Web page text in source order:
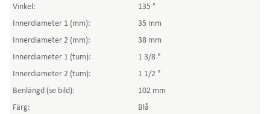
Vinkel:
135 °
Innerdiameter 1 (mm):
35 mm
Innerdiameter 2 (mm):
38 mm
Innerdiameter 1 (tum):
1 3/8 "
Innerdiameter 2 (tum):
1 1/2 "
Benlängd (se bild):
102 mm
Färg:
Blå